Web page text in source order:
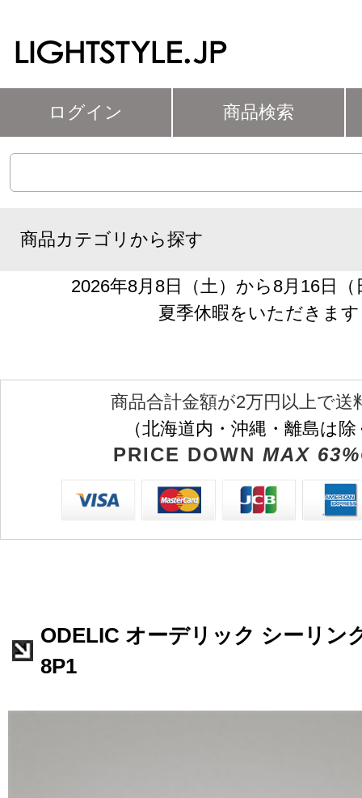
ログイン 商品検索
商品カテゴリから探す
2026年8月8日（土）から8月16日
夏季休暇をいただきます
商品合計金額が2万円以上で送
（北海道内・沖縄・離島は
PRICE DOWN MAX
ODELIC オーデリック シーリン
8P1